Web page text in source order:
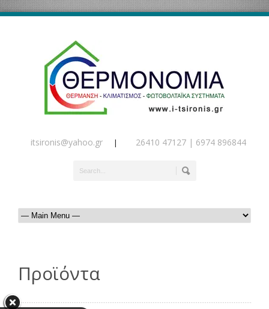
itsironis@yahoo.gr | 26410 47127 | 6974 896844
Προϊόντα